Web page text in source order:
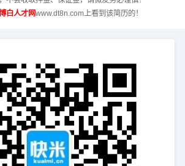
白人才网www.dt8n.com上看到该简历的！